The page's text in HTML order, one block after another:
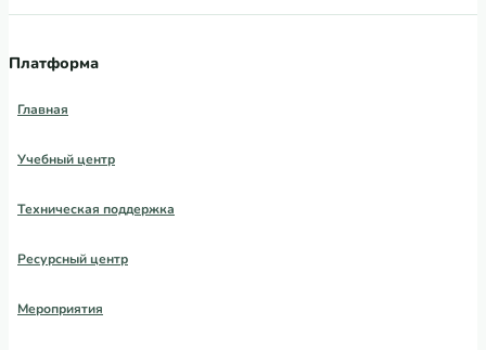
Платформа
Главная
Учебный центр
Техническая поддержка
Ресурсный центр
Мероприятия